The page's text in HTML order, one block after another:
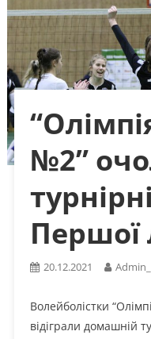
№2”
Першої
20.12.2021
Волейболістки
відіграли домашній